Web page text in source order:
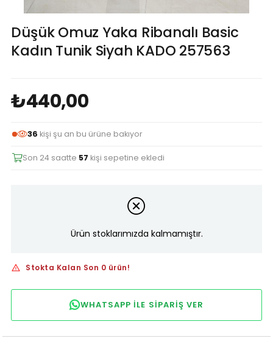
Düşük Omuz Yaka Ribanalı Basic
Kadın Tunik Siyah KADO 257563
₺440,00
36 kişi şu an bu ürüne bakıyor
Son 24 saatte 57 kişi sepetine ekledi
Ürün stoklarımızda kalmamıştır.
Stokta Kalan Son 0 ürün!
WHATSAPP ILE SIPARIŞ VER